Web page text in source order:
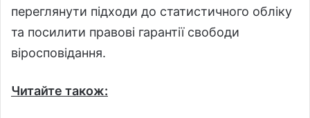
переглянути підходи до статистичного обліку
та посилити правові гарантії свободи
віросповідання.
Читайте також: